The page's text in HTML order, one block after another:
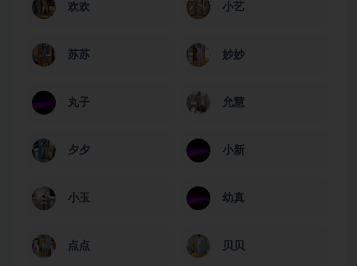
欢欢 小艺
苏苏 妙妙
丸子 允慧
夕夕 小新
小玉 幼真
点点 贝贝